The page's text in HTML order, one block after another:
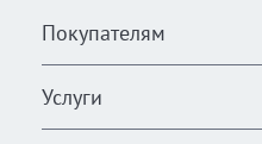
Покупателям
Услуги